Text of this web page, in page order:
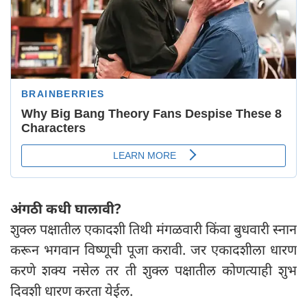
अंगठी कधी घालावी?
शुक्ल पक्षातील एकादशी तिथी मंगळवारी किंवा बुधवारी स्नान
करून भगवान विष्णूची पूजा करावी. जर एकादशीला धारण
करणे शक्य नसेल तर ती शुक्ल पक्षातील कोणत्याही शुभ
दिवशी धारण करता येईल.